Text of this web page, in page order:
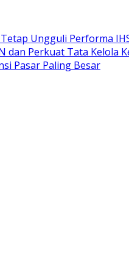
Ungguli Performa
dan Perkuat Tata Kelola
Pasar Paling Besar